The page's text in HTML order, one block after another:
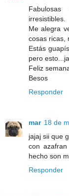
irresistibles.
Me alegra
cosas ricas,
Estás
pero
Feliz
Besos
Responder
mar 18 de
jajaj sii que
con
hecho son
Responder